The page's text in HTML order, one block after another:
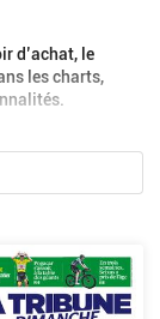
d’achat, le
les charts,